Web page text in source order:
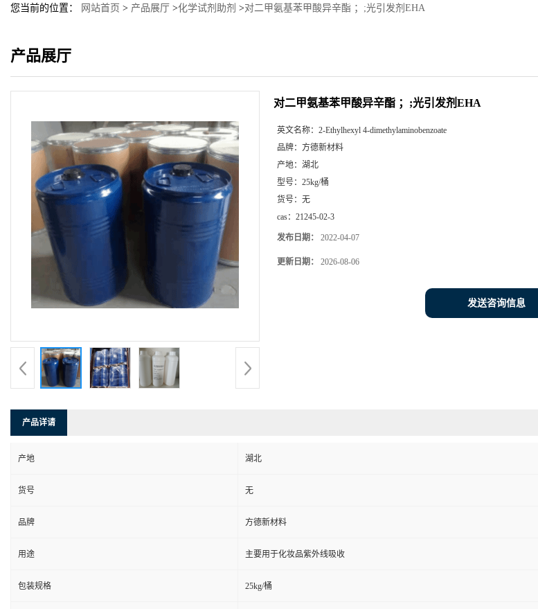
您当前的位置： 网站首页 > 产品展厅 >化学试剂助剂 >对二甲氨基苯甲酸异辛酯 ；;光引发剂EHA
产品展厅
对二甲氨基苯甲酸异辛酯 ；;光引发剂EHA
英文名称： 2-Ethylhexyl 4-dimethylaminobenzoate
品牌： 方德新材料
产地： 湖北
型号： 25kg/桶
货号： 无
cas： 21245-02-3
发布日期： 2022-04-07
更新日期： 2026-08-06
发送咨询信息
产品详请
产地 湖北
货号 无
品牌 方德新材料
用途 主要用于化妆品紫外线吸收
包装规格 25kg/桶